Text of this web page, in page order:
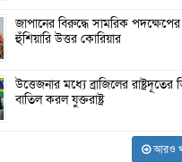
জাপানের বিরুদ্ধে সামরিক পদক্ষেপের
হুঁশিয়ারি উত্তর কোরিয়ার
উত্তেজনার মধ্যে ব্রাজিলের রাষ্ট্রদূতের
বাতিল করল যুক্তরাষ্ট্র
আরও